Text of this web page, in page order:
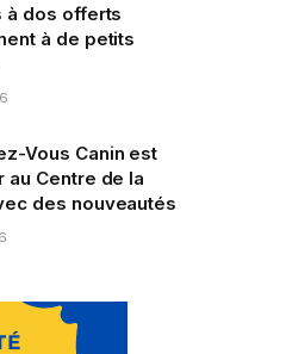
à dos offerts
à de petits
Vous Canin est
au Centre de la
des nouveautés